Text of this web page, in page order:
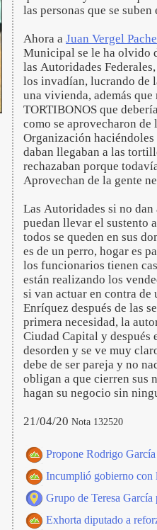
las personas que se
Ahora a Juan Vergel
Municipal se le ha olvido
las Autoridades
los invadían, lucrando de
una vivienda, además
TORTIBONOS que
como se aprovecharon de
Organización haciéndoles
daban llegaban a las
rechazaban porque
Aprovechan de la gente
Las Autoridades si no dan
puedan llevar el sustento
todos se queden en sus
es de un perro, hogar es
los funcionarios tienen
están realizando los
si van actuar en contra de
Enríquez después de las
primera necesidad, la
Ciudad Capital y
desorden y se ve muy
debe de ser pareja y no
obligan a que cierren sus
hagan su negocio sin
21/04/20 Nota 132520
Propone Rodrigo
Incumplió gobierno con
Grupo de Teresa García
Exhorta diputado a